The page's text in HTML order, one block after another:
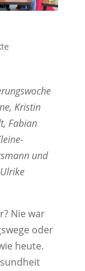
Kristin
Fabian
und
Nie war
oder
heute.